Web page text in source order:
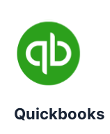
Quickbooks